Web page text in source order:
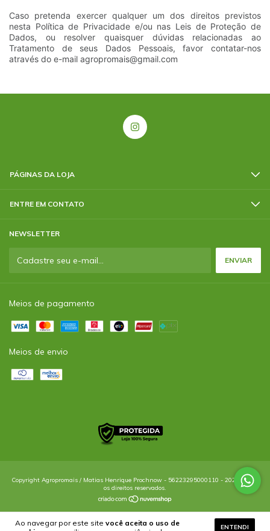
Ao navegar por este site você aceita o uso de
ENTENDI
Caso pretenda exercer qualquer um dos direitos previstos
nesta Política de Privacidade e/ou nas Leis de Proteção de
Dados, ou resolver quaisquer dúvidas relacionadas ao
Tratamento de seus Dados Pessoais, favor contatar-nos
através do e-mail agropromais@gmail.com
PÁGINAS DA LOJA
ENTRE EM CONTATO
NEWSLETTER
Meios de pagamento
Meios de envio
Copyright Agropromais / Matias Henrique Prochnow - 56223295000110 - 2026. Todos
os direitos reservados.